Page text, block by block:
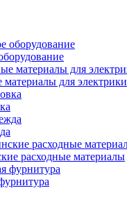
материалы для электрики
расходные материалы